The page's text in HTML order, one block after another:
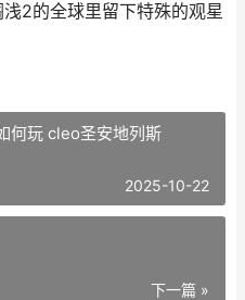
2的全球里留下特殊的观星
何玩 cleo圣安地列斯
2025-10-22
下一篇 »